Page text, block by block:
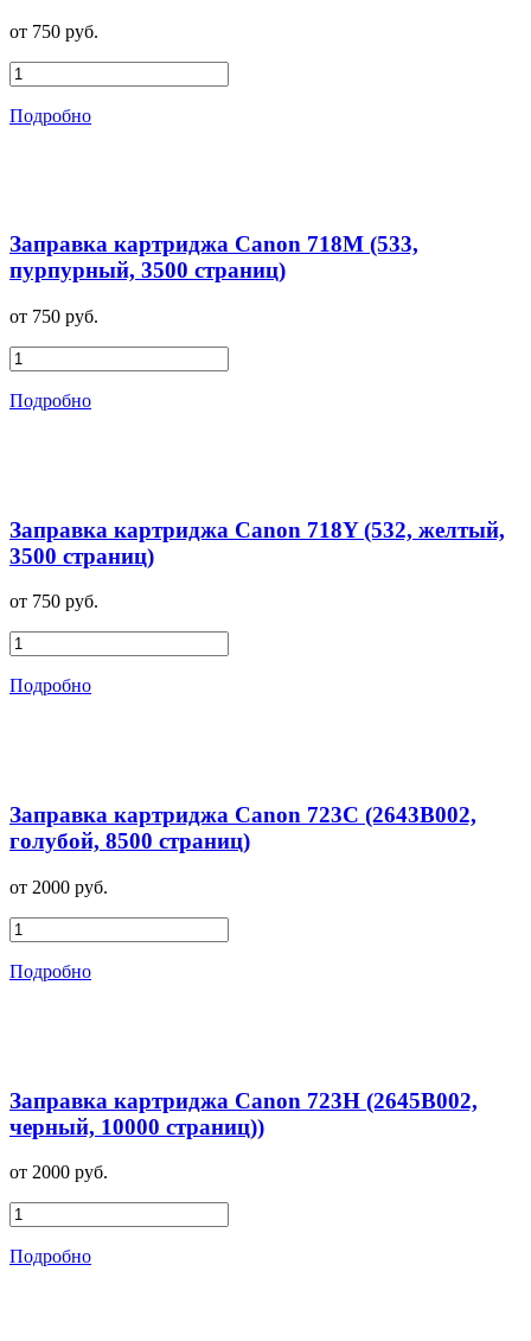
от 750 руб.
Подробно
Заправка картриджа Canon 718M (533,
пурпурный, 3500 страниц)
от 750 руб.
Подробно
Заправка картриджа Canon 718Y (532, желтый,
3500 страниц)
от 750 руб.
Подробно
Заправка картриджа Canon 723C (2643B002,
голубой, 8500 страниц)
от 2000 руб.
Подробно
Заправка картриджа Canon 723H (2645B002,
черный, 10000 страниц))
от 2000 руб.
Подробно